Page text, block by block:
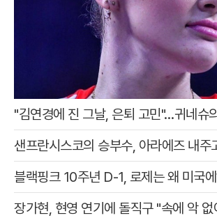
"김연경에 진 그날, 은퇴 고민"…귀네슈
샌프란시스코의 승부수, 아라에즈 내주
블랙핑크 10주년 D-1, 로제는 왜 미국
장가현, 현영 연기에 돌직구 "속에 악 없